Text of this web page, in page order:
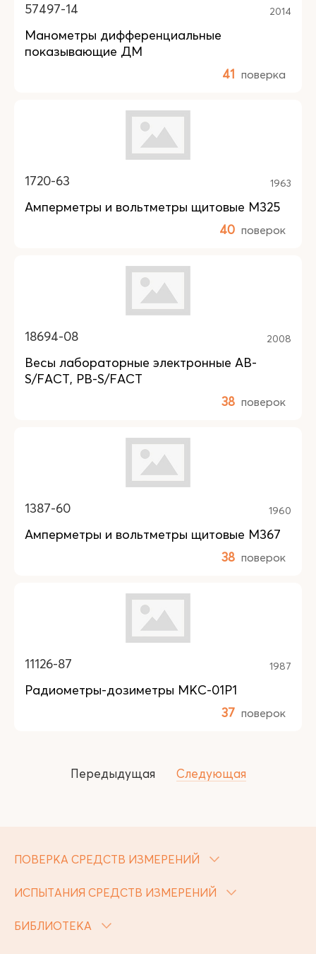
57497-14 2014
Манометры дифференциальные
показывающие ДМ
41 поверка
1720-63 1963
Амперметры и вольтметры щитовые М325
40 поверок
18694-08 2008
Весы лабораторные электронные AB-
S/FACT, PB-S/FACT
38 поверок
1387-60 1960
Амперметры и вольтметры щитовые М367
38 поверок
11126-87 1987
Радиометры-дозиметры МКС-01Р1
37 поверок
Передыдущая Следующая
ПОВЕРКА СРЕДСТВ ИЗМЕРЕНИЙ
ИСПЫТАНИЯ СРЕДСТВ ИЗМЕРЕНИЙ
БИБЛИОТЕКА